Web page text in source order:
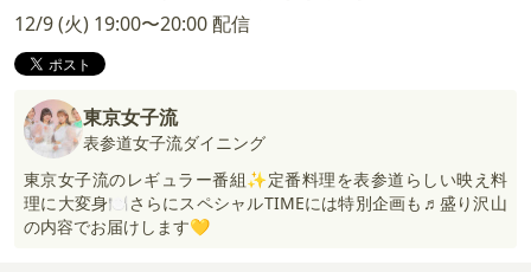
12/9 (火) 19:00〜20:00 配信
東京女子流
表参道女子流ダイニング
東京女子流のレギュラー番組✨定番料理を表参道らしい映え料
理に大変身🍽️さらにスペシャルTIMEには特別企画も♬盛り沢山
の内容でお届けします💛